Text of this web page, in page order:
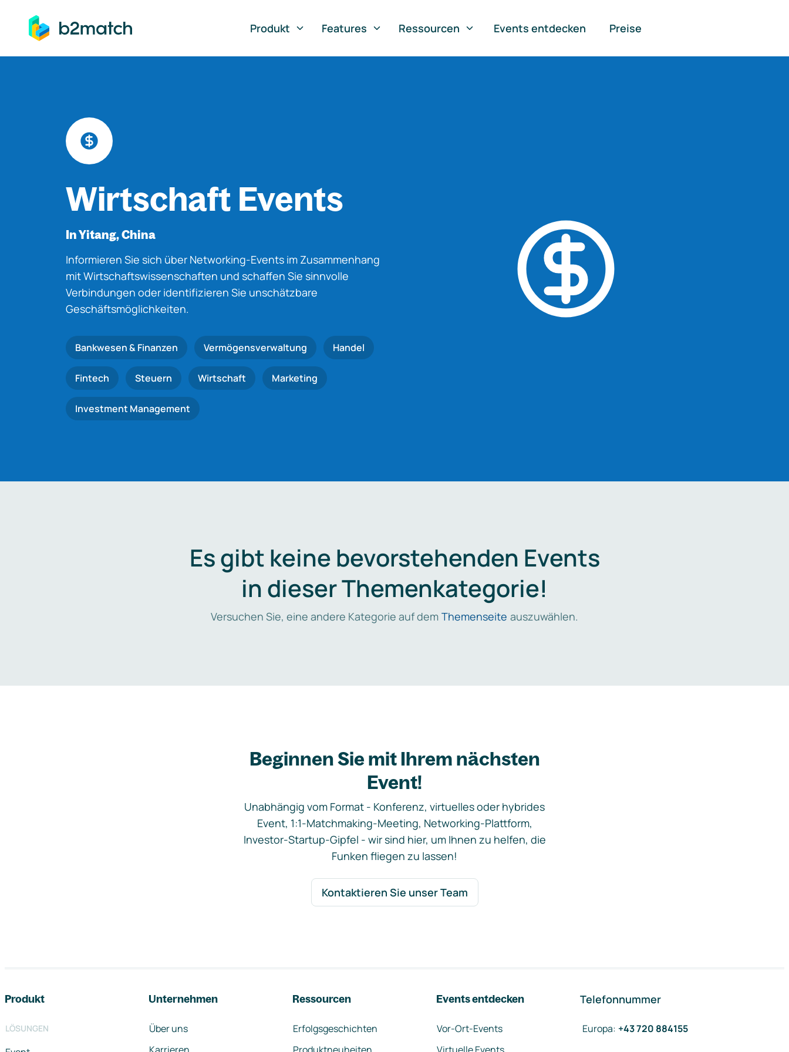
springen
Produkt
Features Ressourcen Events entdecken Preise
Wirtschaft Events
In Yitang, China
Informieren Sie sich über Networking-Events im Zusammenhang
mit Wirtschaftswissenschaften und schaffen Sie sinnvolle
Verbindungen oder identifizieren Sie unschätzbare
Geschäftsmöglichkeiten.
Bankwesen & Finanzen Vermögensverwaltung Handel
Fintech Steuern Wirtschaft Marketing
Investment Management
Es gibt keine bevorstehenden Events
in dieser Themenkategorie!
Versuchen Sie, eine andere Kategorie auf dem Themenseite auszuwählen.
Beginnen Sie mit Ihrem nächsten
Event!
Unabhängig vom Format - Konferenz, virtuelles oder hybrides
Event, 1:1-Matchmaking-Meeting, Networking-Plattform,
Investor-Startup-Gipfel - wir sind hier, um Ihnen zu helfen, die
Funken fliegen zu lassen!
Kontaktieren Sie unser Team
Produkt
LÖSUNGEN
Unternehmen
Über uns
Ressourcen
Erfolgsgeschichten
Events entdecken
Vor-Ort-Events
Telefonnummer
Europa: +43 720 884155